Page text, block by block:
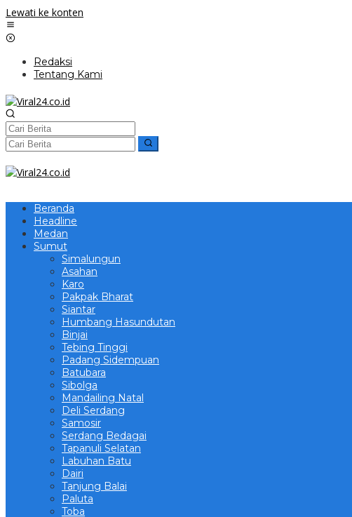
Lewati ke konten
Redaksi
Tentang Kami
Beranda
Headline
Medan
Sumut
Simalungun
Asahan
Karo
Pakpak Bharat
Siantar
Humbang Hasundutan
Binjai
Tebing Tinggi
Padang Sidempuan
Batubara
Sibolga
Mandailing Natal
Deli Serdang
Samosir
Serdang Bedagai
Tapanuli Selatan
Labuhan Batu
Dairi
Tanjung Balai
Paluta
Toba